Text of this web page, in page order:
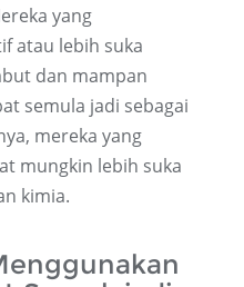
yang
atau lebih suka
dan mampan
semula jadi sebagai
mereka yang
mungkin lebih suka
kimia.